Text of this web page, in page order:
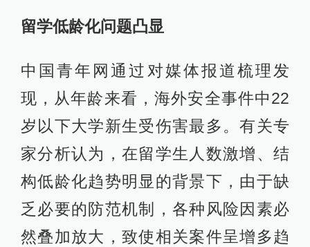
留学低龄化问题凸显
中国青年网通过对媒体报道梳理发
现，从年龄来看，海外安全事件中22
岁以下大学新生受伤害最多。有关专
家分析认为，在留学生人数激增、结
构低龄化趋势明显的背景下，由于缺
乏必要的防范机制，各种风险因素必
然叠加放大，致使相关案件呈增多趋